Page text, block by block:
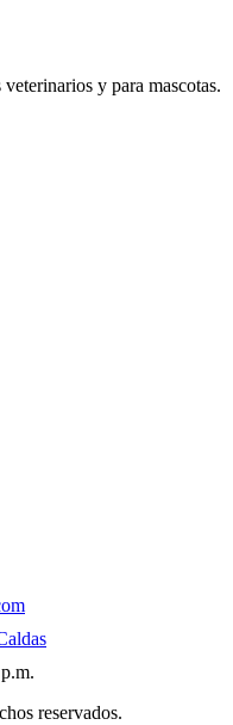
y para mascotas.
reservados.